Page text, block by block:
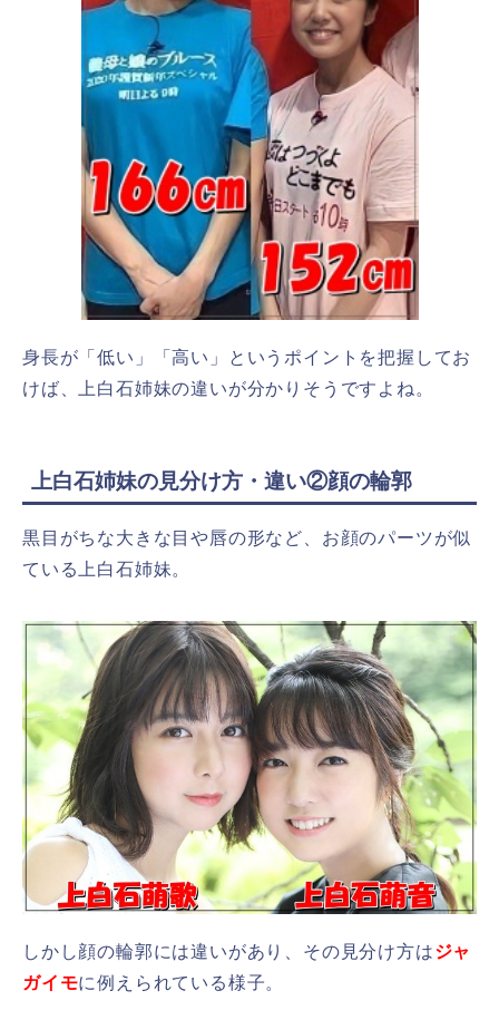
身長が「低い」「高い」というポイントを把握してお
けば、上白石姉妹の違いが分かりそうですよね。
上白石姉妹の見分け方・違い②顔の輪郭
黒目がちな大きな目や唇の形など、お顔のパーツが似
ている上白石姉妹。
しかし顔の輪郭には違いがあり、その見分け方はジャ
ガイモに例えられている様子。